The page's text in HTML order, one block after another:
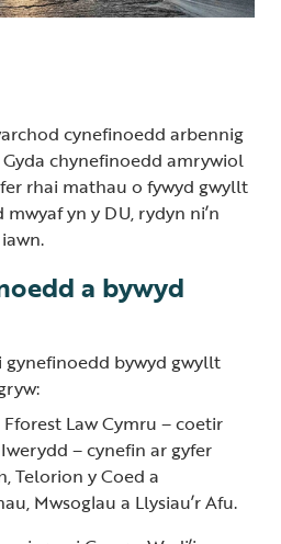
cynefinoedd arbennig
chynefinoedd amrywiol
rhai mathau o fywyd gwyllt
yn y DU, rydyn ni’n
a bywyd
gynefinoedd bywyd gwyllt
Law Cymru – coetir
– cynefin ar gyfer
Telorion y Coed a
Mwsoglau a Llysiau’r Afu.